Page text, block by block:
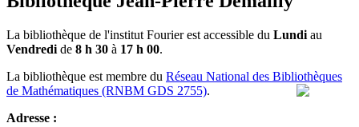
La bibliothèque de l'institut Fourier est accessible du Lundi au
Vendredi de 8 h 30 à 17 h 00.
La bibliothèque est membre du Réseau National des Bibliothèques
de Mathématiques (RNBM GDS 2755).
Adresse :